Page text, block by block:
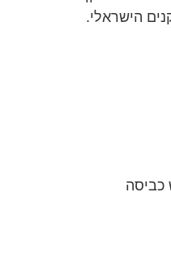
הישראלי.
כביסה